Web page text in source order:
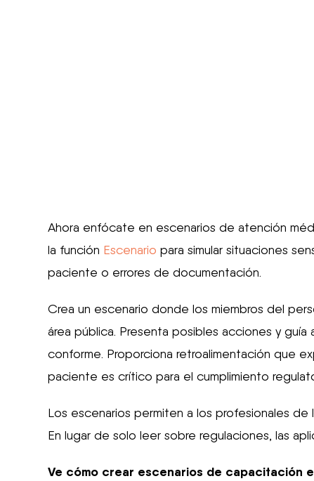
Ahora enfócate en escenarios de atención
la función Escenario para simular situaciones
paciente o errores de documentación.
Crea un escenario donde los miembros del
área pública. Presenta posibles acciones y
conforme. Proporciona retroalimentación que
paciente es crítico para el cumplimiento
Los escenarios permiten a los profesionales
En lugar de solo leer sobre regulaciones, las
Ve cómo crear escenarios de capacitación